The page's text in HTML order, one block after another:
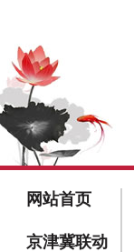
网站首页
京津冀联动